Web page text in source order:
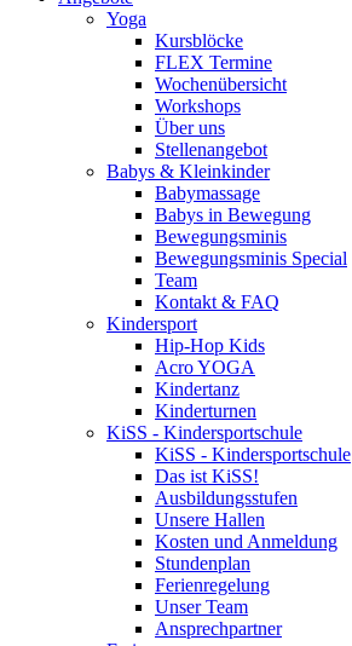
Yoga
Kursblöcke
FLEX Termine
Wochenübersicht
Workshops
Über uns
Stellenangebot
Babys & Kleinkinder
Babymassage
Babys in Bewegung
Bewegungsminis
Bewegungsminis Special
Team
Kontakt & FAQ
Kindersport
Hip-Hop Kids
Acro YOGA
Kindertanz
Kinderturnen
KiSS - Kindersportschule
KiSS - Kindersportschule
Das ist KiSS!
Ausbildungsstufen
Unsere Hallen
Kosten und Anmeldung
Stundenplan
Ferienregelung
Unser Team
Ansprechpartner